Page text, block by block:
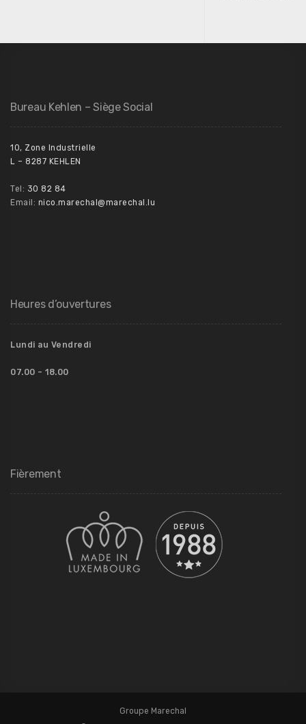
Bureau Kehlen – Siège Social
10, Zone Industrielle
L – 8287 KEHLEN
Tel: 30 82 84
Email: nico.marechal@marechal.lu
Heures d’ouvertures
Lundi au Vendredi
07.00 – 18.00
Fièrement
Groupe Marechal